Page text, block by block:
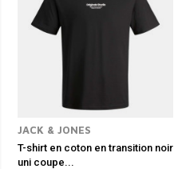
JACK & JONES
T-shirt en coton en transition noir
uni coupe...